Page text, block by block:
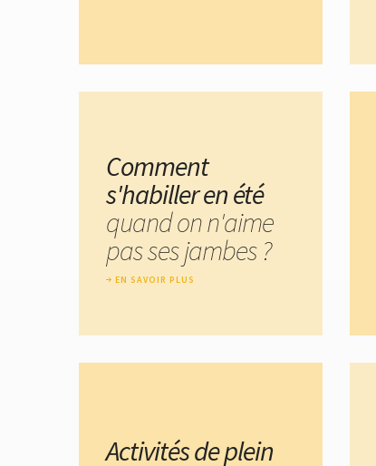
Comment
s'habiller en été
quand on n'aime
pas ses jambes ?
EN SAVOIR PLUS
Activités de plein